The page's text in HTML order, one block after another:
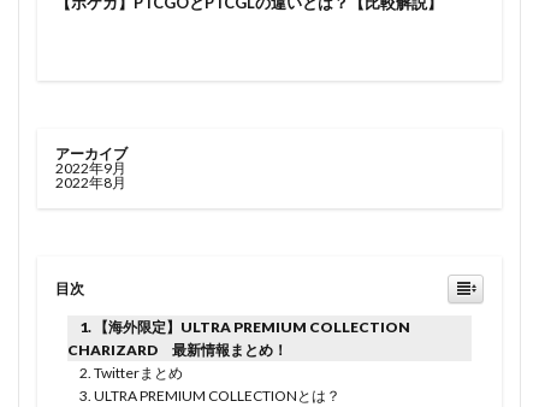
アーカイブ
2022年9月
2022年8月
目次
【海外限定】ULTRA PREMIUM COLLECTION
CHARIZARD 最新情報まとめ！
Twitterまとめ
ULTRA PREMIUM COLLECTIONとは？